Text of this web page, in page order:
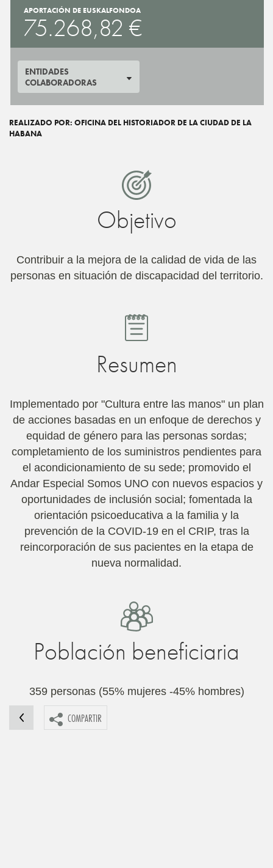
APORTACIÓN DE EUSKALFONDOA
75.268,82 €
ENTIDADES
COLABORADORAS
REALIZADO POR: OFICINA DEL HISTORIADOR DE LA CIUDAD DE LA
HABANA
Objetivo
Contribuir a la mejora de la calidad de vida de las
personas en situación de discapacidad del territorio.
Resumen
Implementado por "Cultura entre las manos" un plan
de acciones basadas en un enfoque de derechos y
equidad de género para las personas sordas;
completamiento de los suministros pendientes para
el acondicionamiento de su sede; promovido el
Andar Especial Somos UNO con nuevos espacios y
oportunidades de inclusión social; fomentada la
orientación psicoeducativa a la familia y la
prevención de la COVID-19 en el CRIP, tras la
reincorporación de sus pacientes en la etapa de
nueva normalidad.
Población beneficiaria
359 personas (55% mujeres -45% hombres)
COMPARTIR